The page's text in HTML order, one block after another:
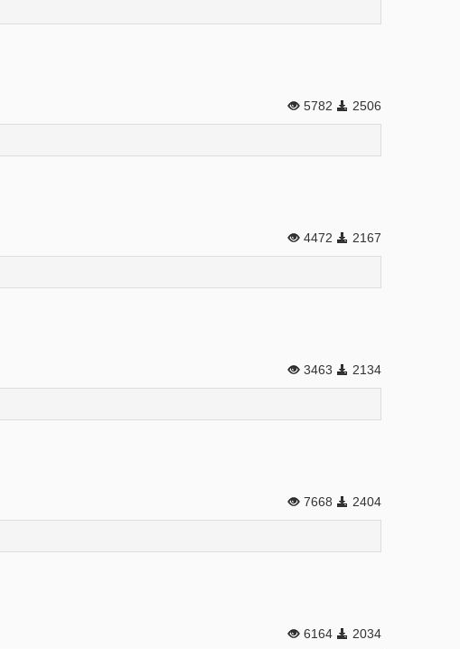
5782 2506
4472 2167
3463 2134
7668 2404
6164 2034